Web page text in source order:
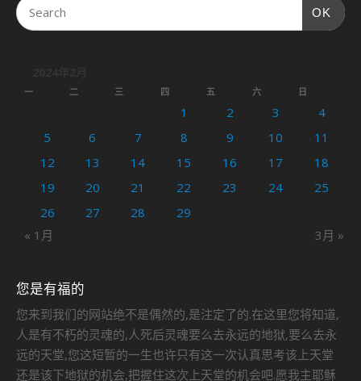
OK
一 二 三 四 五 六 日
« 1月 3月 »
1 2 3
4
5
6 7 8 9 10
11
12
13 14 15 16 17
18
19
20 21 22 23 24
25
26
27 28 29
您是有福的
您来到我们的网站绝不是偶然的,是注定了的.在这里您将知道,
人是有不朽的灵魂的,人死后灵魂要么去永远的地狱,要么去永
远的天堂,您这短暂的一生也许只有这一次认真思考该上天堂
还是该下地狱的机会,把握住这次上天堂的机会吧.愿我主耶稣